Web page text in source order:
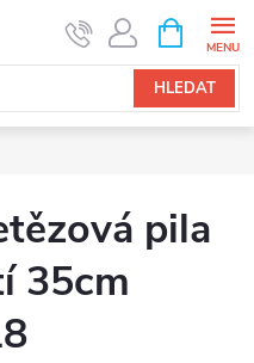
HLEDAT
NÁKUPNÍ
KOŠÍK
pila
35cm